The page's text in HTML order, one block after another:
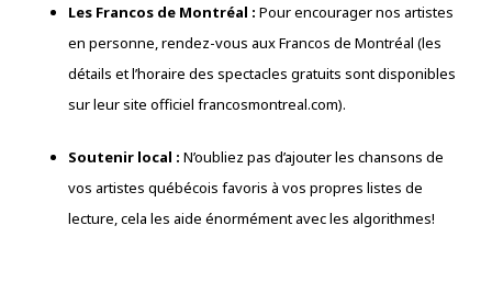
Les Francos de Montréal : Pour encourager nos artistes
en personne, rendez-vous aux Francos de Montréal (les
détails et l’horaire des spectacles gratuits sont disponibles
sur leur site officiel francosmontreal.com).
Soutenir local : N’oubliez pas d’ajouter les chansons de
vos artistes québécois favoris à vos propres listes de
lecture, cela les aide énormément avec les algorithmes!